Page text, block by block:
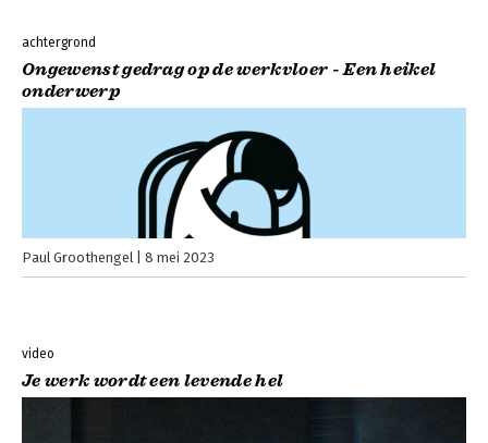
achtergrond
Ongewenst gedrag op de werkvloer - Een heikel
onderwerp
Paul Groothengel 8 mei 2023
video
Je werk wordt een levende hel